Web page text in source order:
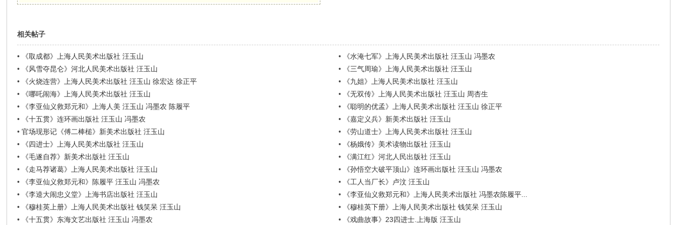
相关帖子
• 《取成都》上海人民美术出版社 汪玉山 •
《水淹七军》上海人民美术出版社 汪玉山 冯墨农
•
《风雪夺昆仑》河北人民美术出版社 汪玉山 •
《三气周瑜》上海人民美术出版社 汪玉山
•
《火烧连营》上海人民美术出版社 汪玉山 徐宏达 徐正平 •
《九姐》上海人民美术出版社 汪玉山
•
《哪吒闹海》上海人民美术出版社 汪玉山 •
《无双传》上海人民美术出版社 汪玉山 周杏生
•
《李亚仙义救郑元和》上海人美 汪玉山 冯墨农 陈履平 •
《聪明的优孟》上海人民美术出版社 汪玉山 徐正平
•
《十五贯》连环画出版社 汪玉山 冯墨农 •
《嘉定义兵》新美术出版社 汪玉山
•官场现形记《傅二棒槌》新美术出版社 汪玉山 •
《劳山道士》上海人民美术出版社 汪玉山
•
《四进士》上海人民美术出版社 汪玉山 •
《杨娥传》美术读物出版社 汪玉山
•
《毛遂自荐》新美术出版社 汪玉山 •
《满江红》河北人民出版社 汪玉山
•
《走马荐诸葛》上海人民美术出版社 汪玉山 •
《孙悟空大破平顶山》连环画出版社 汪玉山 冯墨农
•
《李亚仙义救郑元和》陈履平 汪玉山 冯墨农 •
《工人当厂长》卢汶 汪玉山
•
《李逵大闹忠义堂》上海书店出版社 汪玉山 •
《李亚仙义救郑元和》上海人民美术出版社 冯墨农陈履平...
•
《穆桂英上册》上海人民美术出版社 钱笑呆 汪玉山 •
《穆桂英下册》上海人民美术出版社 钱笑呆 汪玉山
•
《十五贯》东海文艺出版社 汪玉山 冯墨农 • 《戏曲故事》23四进士.上海版 汪玉山